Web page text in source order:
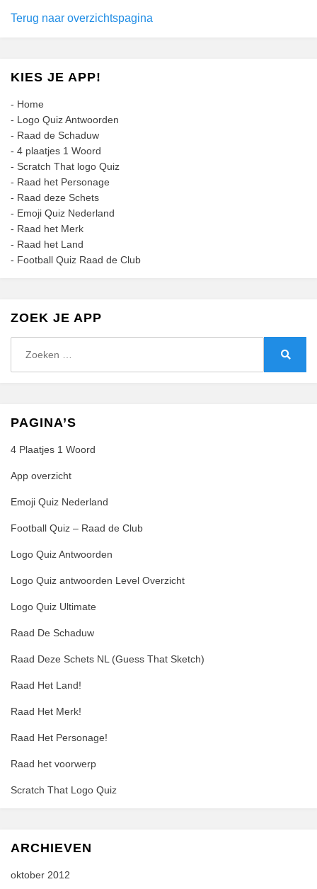
Terug naar overzichtspagina
KIES JE APP!
- Home
- Logo Quiz Antwoorden
- Raad de Schaduw
- 4 plaatjes 1 Woord
- Scratch That logo Quiz
- Raad het Personage
- Raad deze Schets
- Emoji Quiz Nederland
- Raad het Merk
- Raad het Land
- Football Quiz Raad de Club
ZOEK JE APP
naar:
PAGINA’S
4 Plaatjes 1 Woord
App overzicht
Emoji Quiz Nederland
Football Quiz – Raad de Club
Logo Quiz Antwoorden
Logo Quiz antwoorden Level Overzicht
Logo Quiz Ultimate
Raad De Schaduw
Raad Deze Schets NL (Guess That Sketch)
Raad Het Land!
Raad Het Merk!
Raad Het Personage!
Raad het voorwerp
Scratch That Logo Quiz
ARCHIEVEN
oktober 2012